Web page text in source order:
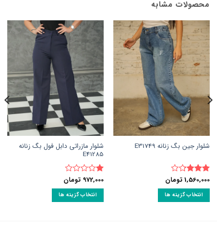
محصولات مشابه
شلوار جین بگ زنانه E31749
نمره
3.25از
1,560,000 تومان
انتخاب گزینه ها
شلوار مازراتی دابل فول بگ زنانه
E41285
نمره
1
5
972,000 تومان
انتخاب گزینه ها